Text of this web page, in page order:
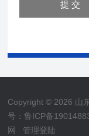
Copyright © 2026 山
号：鲁ICP备
网
管理登陆